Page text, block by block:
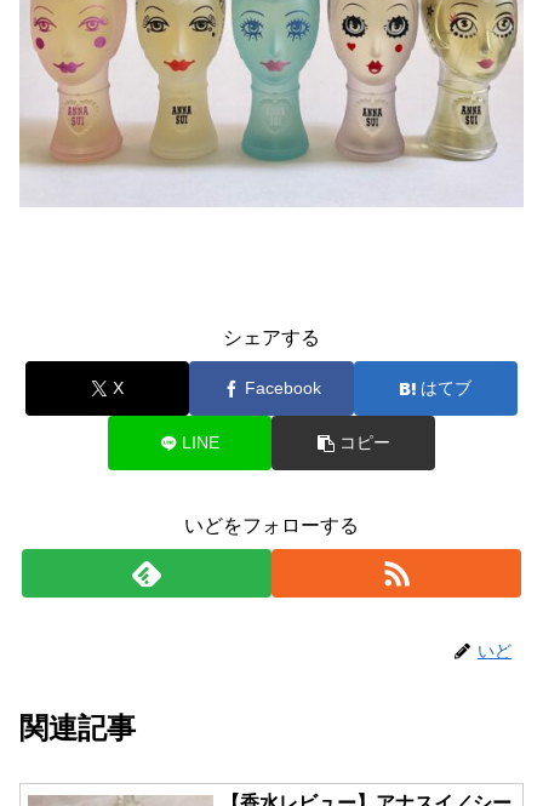
シェアする
X Facebook はてブ
LINE コピー
いどをフォローする
いど
関連記事